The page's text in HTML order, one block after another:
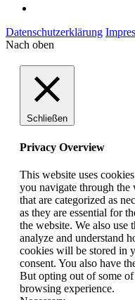
Datenschutzerklärung
Nach oben
Schließen
Privacy Overview
This website uses
you navigate through the
that are categorized as
as they are essential for
the website. We also use
analyze and understand
cookies will be stored in
consent. You also have
But opting out of some
browsing experience.